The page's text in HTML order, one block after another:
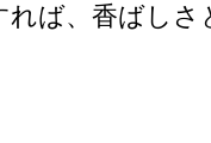
れば、香ばし